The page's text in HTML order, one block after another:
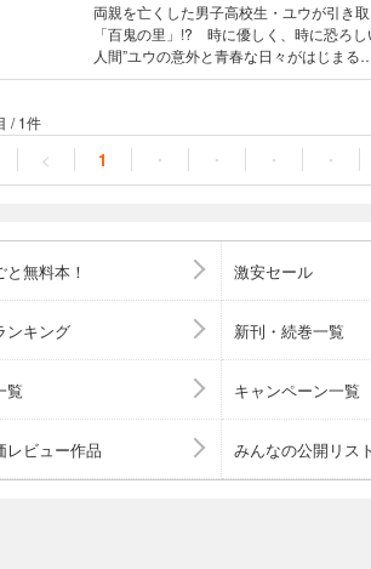
両親を亡くした男子高校生・ユウが引き
「百鬼の里」!? 時に優しく、時に恐ろ
人間”ユウの意外と青春な日々がはじまる
/1件
< 1 ・ ・ ・ ・
と無料本！ 激安セール
ンキング 新刊・続巻一覧
覧 キャンペーン一覧
レビュー作品 みんなの公開リスト